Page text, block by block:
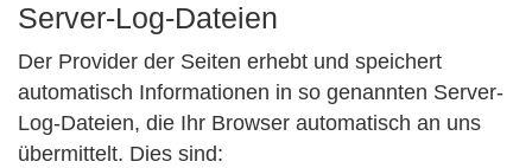
Server-Log-Dateien
Der Provider der Seiten erhebt und speichert
automatisch Informationen in so genannten Server-
Log-Dateien, die Ihr Browser automatisch an uns
übermittelt. Dies sind: